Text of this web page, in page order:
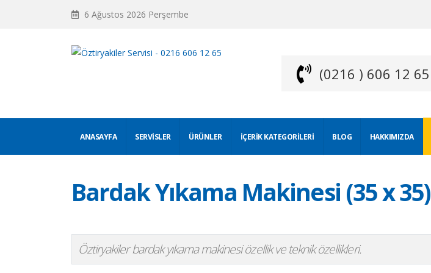
6 Ağustos 2026 Perşembe
(0216 ) 606 12 65
ANASAYFA SERVISLER ÜRÜNLER İÇERIK KATEGORILERI BLOG HAKKIMIZDA
Bardak Yıkama Makinesi (35 x 35)
Öztiryakiler bardak yıkama makinesi özellik ve teknik özellikleri.